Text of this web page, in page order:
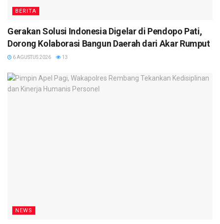
BERITA
Gerakan Solusi Indonesia Digelar di Pendopo Pati,
Dorong Kolaborasi Bangun Daerah dari Akar Rumput
6 AGUSTUS 2026 13
NEWS